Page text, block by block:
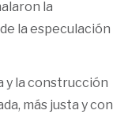
la
la especulación
y la construcción
más justa y con